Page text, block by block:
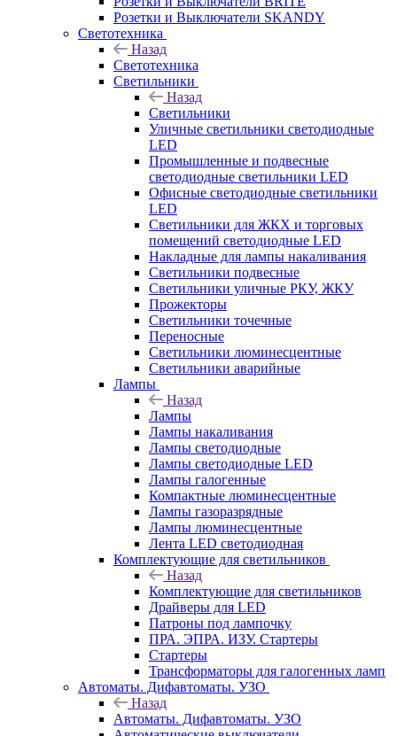
Розетки и Выключатели SKANDY
Светотехника
Назад
Светотехника
Светильники
Назад
Светильники
Уличные светильники светодиодные
LED
Промышленные и подвесные
светодиодные светильники LED
Офисные светодиодные светильники
LED
Светильники для ЖКХ и торговых
помещений светодиодные LED
Накладные для лампы накаливания
Светильники подвесные
Светильники уличные РКУ, ЖКУ
Прожекторы
Cветильники точечные
Переносные
Светильники люминесцентные
Светильники аварийные
Лампы
Назад
Лампы
Лампы накаливания
Лампы светодиодные
Лампы светодиодные LED
Лампы галогенные
Компактные люминесцентные
Лампы газоразрядные
Лампы люминесцентные
Лента LED светодиодная
Комплектующие для светильников
Назад
Комплектующие для светильников
Драйверы для LED
Патроны под лампочку
ПРА. ЭПРА. ИЗУ. Стартеры
Стартеры
Трансформаторы для галогенных ламп
Автоматы. Дифавтоматы. УЗО
Назад
Автоматы. Дифавтоматы. УЗО